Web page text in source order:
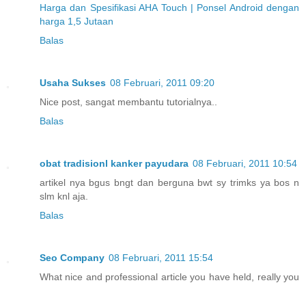
Harga dan Spesifikasi AHA Touch | Ponsel Android dengan
harga 1,5 Jutaan
Balas
Usaha Sukses 08 Februari, 2011 09:20
Nice post, sangat membantu tutorialnya..
Balas
obat tradisionl kanker payudara 08 Februari, 2011 10:54
artikel nya bgus bngt dan berguna bwt sy trimks ya bos n
slm knl aja.
Balas
Seo Company 08 Februari, 2011 15:54
What nice and professional article you have held, really you